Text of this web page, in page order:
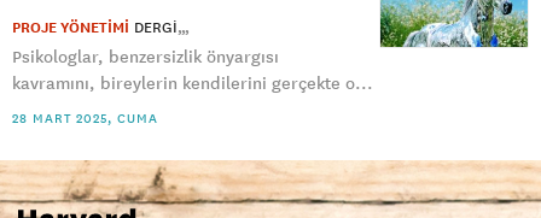
PROJE YÖNETİMİ DERGI
Psikologlar, benzersizlik önyargısı
kavramını, bireylerin kendilerini gerçekte o...
28 MART 2025, CUMA